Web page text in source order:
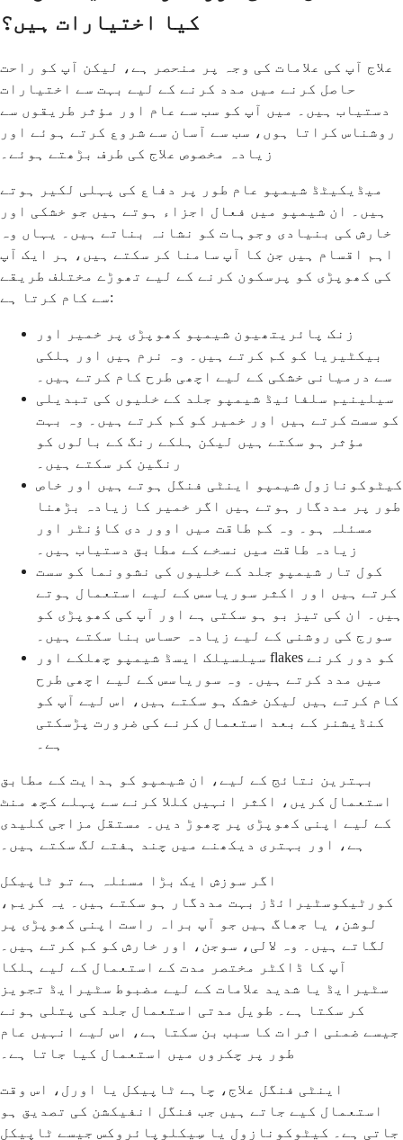
کیا اختیارات ہیں؟
علاج آپ کی علامات کی وجہ پر منحصر ہے، لیکن آپ کو راحت
حاصل کرنے میں مدد کرنے کے لیے بہت سے اختیارات
دستیاب ہیں۔ میں آپ کو سب سے عام اور مؤثر طریقوں سے
روشناس کراتا ہوں، سب سے آسان سے شروع کرتے ہوئے اور
زیادہ مخصوص علاج کی طرف بڑھتے ہوئے۔
میڈیکیٹڈ شیمپو عام طور پر دفاع کی پہلی لکیر ہوتے
ہیں۔ ان شیمپو میں فعال اجزاء ہوتے ہیں جو خشکی اور
خارش کی بنیادی وجوہات کو نشانہ بناتے ہیں۔ یہاں وہ
اہم اقسام ہیں جن کا آپ سامنا کر سکتے ہیں، ہر ایک آپ
کی کھوپڑی کو پرسکون کرنے کے لیے تھوڑے مختلف طریقے
سے کام کرتا ہے:
زنک پائریتھیون شیمپو کھوپڑی پر خمیر اور
بیکٹیریا کو کم کرتے ہیں۔ وہ نرم ہیں اور ہلکی
سے درمیانی خشکی کے لیے اچھی طرح کام کرتے ہیں۔
سیلینیم سلفائیڈ شیمپو جلد کے خلیوں کی تبدیلی
کو سست کرتے ہیں اور خمیر کو کم کرتے ہیں۔ وہ بہت
مؤثر ہو سکتے ہیں لیکن ہلکے رنگ کے بالوں کو
رنگین کر سکتے ہیں۔
کیٹوکونازول شیمپو اینٹی فنگل ہوتے ہیں اور خاص
طور پر مددگار ہوتے ہیں اگر خمیر کا زیادہ بڑھنا
مسئلہ ہو۔ وہ کم طاقت میں اوور دی کاؤنٹر اور
زیادہ طاقت میں نسخے کے مطابق دستیاب ہیں۔
کول تار شیمپو جلد کے خلیوں کی نشوونما کو سست
کرتے ہیں اور اکثر سوریاسس کے لیے استعمال ہوتے
ہیں۔ ان کی تیز بو ہو سکتی ہے اور آپ کی کھوپڑی کو
سورج کی روشنی کے لیے زیادہ حساس بنا سکتے ہیں۔
سیلسیلک ایسڈ شیمپو چھلکے اور flakes کو دور کرنے
میں مدد کرتے ہیں۔ وہ سوریاسس کے لیے اچھی طرح
کام کرتے ہیں لیکن خشک ہو سکتے ہیں، اس لیے آپ کو
کنڈیشنر کے بعد استعمال کرنے کی ضرورت پڑسکتی
ہے۔
بہترین نتائج کے لیے، ان شیمپو کو ہدایت کے مطابق
استعمال کریں، اکثر انہیں کللا کرنے سے پہلے کچھ منٹ
کے لیے اپنی کھوپڑی پر چھوڑ دیں۔ مستقل مزاجی کلیدی
ہے، اور بہتری دیکھنے میں چند ہفتے لگ سکتے ہیں۔
اگر سوزش ایک بڑا مسئلہ ہے تو ٹاپیکل
کورٹیکوسٹیرائڈز بہت مددگار ہو سکتے ہیں۔ یہ کریم،
لوشن، یا جھاگ ہیں جو آپ براہ راست اپنی کھوپڑی پر
لگاتے ہیں۔ وہ لالی، سوجن، اور خارش کو کم کرتے ہیں۔
آپ کا ڈاکٹر مختصر مدت کے استعمال کے لیے ہلکا
سٹیرایڈ یا شدید علامات کے لیے مضبوط سٹیرایڈ تجویز
کر سکتا ہے۔ طویل مدتی استعمال جلد کی پتلی ہونے
جیسے ضمنی اثرات کا سبب بن سکتا ہے، اس لیے انہیں عام
طور پر چکروں میں استعمال کیا جاتا ہے۔
اینٹی فنگل علاج، چاہے ٹاپیکل یا اورل، اس وقت
استعمال کیے جاتے ہیں جب فنگل انفیکشن کی تصدیق ہو
جاتی ہے۔ کیٹوکونازول یا سِیکلوپائروکس جیسے ٹاپیکل